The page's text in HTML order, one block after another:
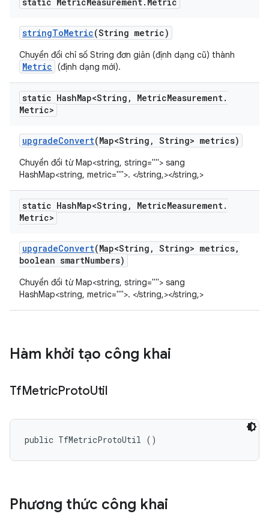
stringToMetric(String metric)
Chuyển đổi chỉ số String đơn giản (định dạng cũ) thành
Metric (định dạng mới).
static HashMap<String , MetricMeasurement.
Metric>
upgradeConvert(Map<String , String> metrics)
Chuyển đổi từ Map<string, string=""> sang
HashMap<string, metric="">. </string,></string,>
static HashMap<String , MetricMeasurement.
Metric>
upgradeConvert(Map<String , String> metrics,
boolean smartNumbers)
Chuyển đổi từ Map<string, string=""> sang
HashMap<string, metric="">. </string,></string,>
Hàm khởi tạo công khai
TfMetricProtoUtil
public TfMetricProtoUtil ()
Phương thức công khai